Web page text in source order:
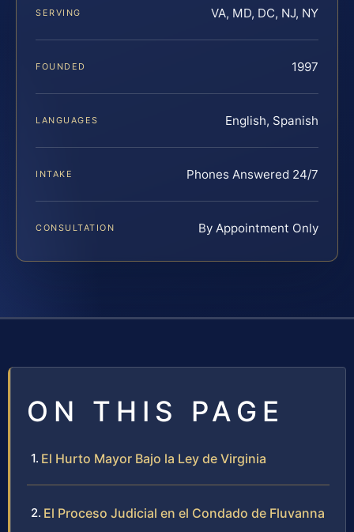
SERVING VA, MD, DC, NJ, NY
FOUNDED 1997
LANGUAGES English, Spanish
INTAKE Phones Answered 24/7
CONSULTATION By Appointment Only
ON THIS PAGE
El Hurto Mayor Bajo la Ley de Virginia
El Proceso Judicial en el Condado de Fluvanna